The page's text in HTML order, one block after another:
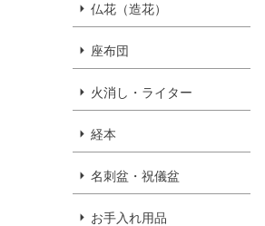
仏花（造花）
座布団
火消し・ライター
経本
名刺盆・祝儀盆
お手入れ用品